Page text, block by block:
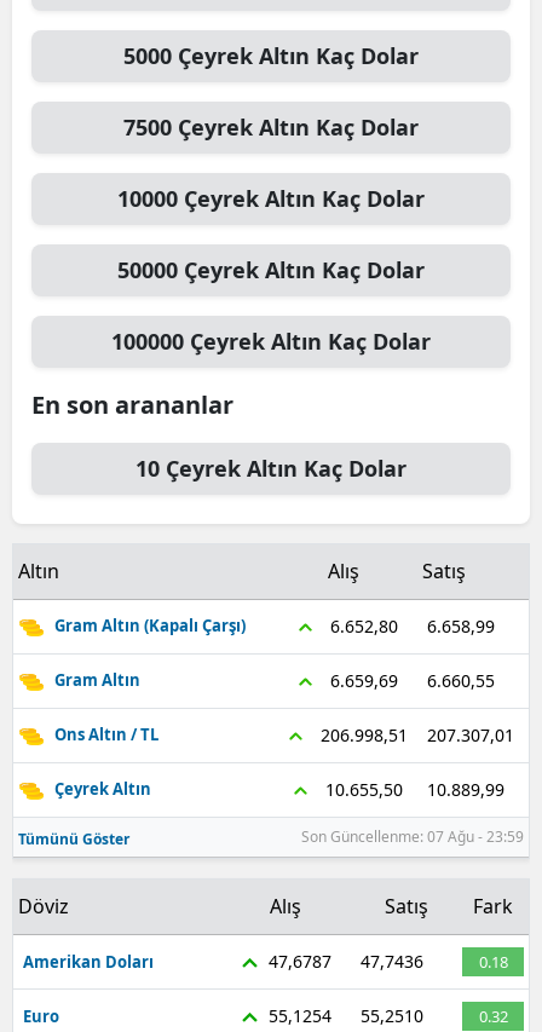
İstanbul
İzmir
Kars
Kastamonu
Kayseri
Kırklareli
Kırşehir
Kütahya
Malatya
Kahramanmaraş
Mardin
Muğla
Nevşehir
Rize
Sakarya
5000 Çeyrek Altın Kaç Dolar
7500 Çeyrek Altın Kaç Dolar
10000 Çeyrek Altın Kaç Dolar
50000 Çeyrek Altın Kaç Dolar
100000 Çeyrek Altın Kaç Dolar
En son arananlar
10 Çeyrek Altın Kaç Dolar
Altın Alış Satış
Gram Altın (Kapalı Çarşı) 6.652,80 6.658,99
Gram Altın 6.659,69 6.660,55
Ons Altın / TL 206.998,51 207.307,01
Çeyrek Altın 10.655,50 10.889,99
Tümünü Göster Son Güncellenme: 07 Ağu - 23:59
Döviz Alış Satış Fark
Amerikan Doları 47,6787 47,7436 0.18
Euro 55,1254 55,2510 0.32